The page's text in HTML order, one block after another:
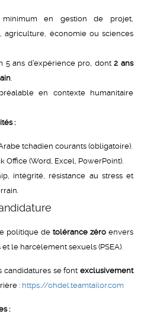
en gestion de projet,
agriculture, économie ou sciences
5 ans d’expérience pro, dont2 ans
en contexte humanitaire
:
tchadien courants (obligatoire).
Office (Word, Excel, PowerPoint).
intégrité, résistance au stress et
politique de tolérance zéro envers
le harcèlement sexuels (PSEA).
candidatures se font exclusivement
: https://ohdel.teamtailor.com
: